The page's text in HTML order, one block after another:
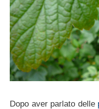
Dopo aver parlato delle